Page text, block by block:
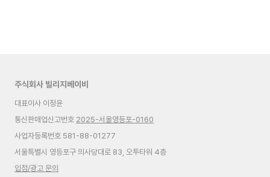
주식회사 빌리지베이비
대표이사 이정윤
통신판매업신고번호 2025-서울영등포-0160
사업자등록번호 581-88-01277
서울특별시 영등포구 의사당대로 83, 오투타워 4층
입점/광고 문의